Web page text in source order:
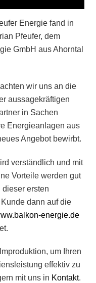
Energie fand in
Pfeufer, dem
GmbH aus Ahorntal
wir uns an die
aussagekräftigen
in Sachen
Energieanlagen aus
Angebot bewirbt.
verständlich und mit
Vorteile werden gut
dieser ersten
dann auf die
energie.de
um Ihren
effektiv zu
mit uns in Kontakt.